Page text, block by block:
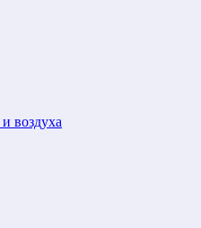
воздуха